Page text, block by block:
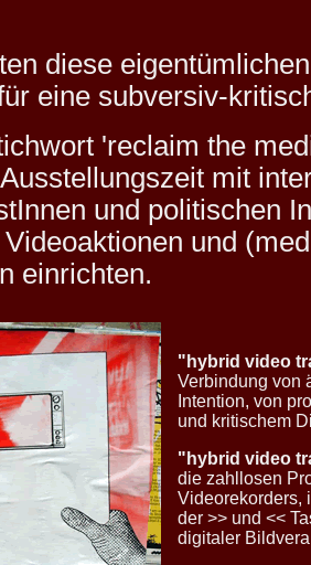
diese
eine subversiv-
'reclaim the
mit
und politischen
und
einrichten.
"hybrid video
Verbindung von
Intention, von
und kritischem
"hybrid video
die zahllosen
Videorekorders,
der >> und <<
digitaler